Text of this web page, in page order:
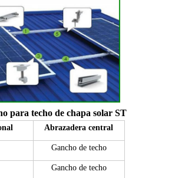
para techo de chapa solar ST
Abrazadera central
Gancho de techo
Gancho de techo